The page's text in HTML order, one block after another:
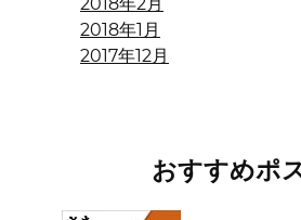
2018年1月
2017年12月
おすすめポ